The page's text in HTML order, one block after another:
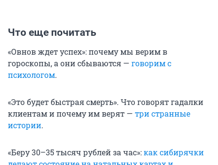
Что еще почитать
«Овнов ждет успех»: почему мы верим в
гороскопы, а они сбываются — говорим с
психологом.
«Это будет быстрая смерть». Что говорят гадалки
клиентам и почему им верят — три странные
истории.
«Беру 30–35 тысяч рублей за час»:как сибирячки